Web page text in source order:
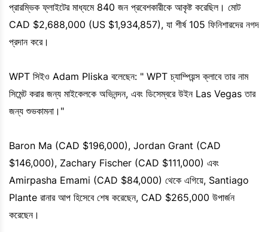
প্রারম্ভিক ফ্লাইটের মাধ্যমে 840 জন প্রবেশকারীকে আকৃষ্ট করেছিল। মোট
CAD $2,688,000 (US $1,934,857), যা শীর্ষ 105 ফিনিশারদের নগদ
প্রদান করে।
WPT সিইও Adam Pliska বলেছেন: " WPT চ্যাম্পিয়ন্স ক্লাবে তার নাম
সিমেন্ট করার জন্য মাইকেলকে অভিনন্দন, এবং ডিসেম্বরে উইন Las Vegas তার
জন্য শুভকামনা।"
Baron Ma (CAD $196,000), Jordan Grant (CAD
$146,000), Zachary Fischer (CAD $111,000) এবং
Amirpasha Emami (CAD $84,000) থেকে এগিয়ে, Santiago
Plante রানার আপ হিসেবে শেষ করেছেন, CAD $265,000 উপার্জন
করেছেন।